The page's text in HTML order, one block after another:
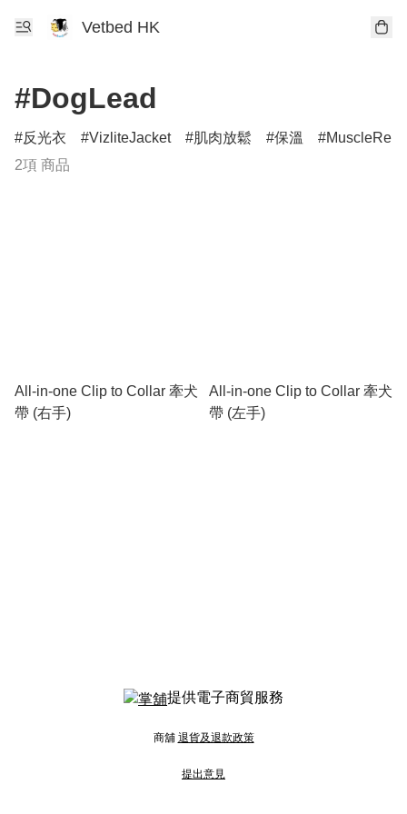
Vetbed HK
#DogLead
反光衣 VizliteJacket 肌肉放鬆 保溫
2項 商品
All-in-one Clip to Collar 牽犬
帶 (右手)
All-in-one Clip to Collar 牽犬
帶 (左手)
提供電子商貿服務
商舖 退貨及退款政策
提出意見